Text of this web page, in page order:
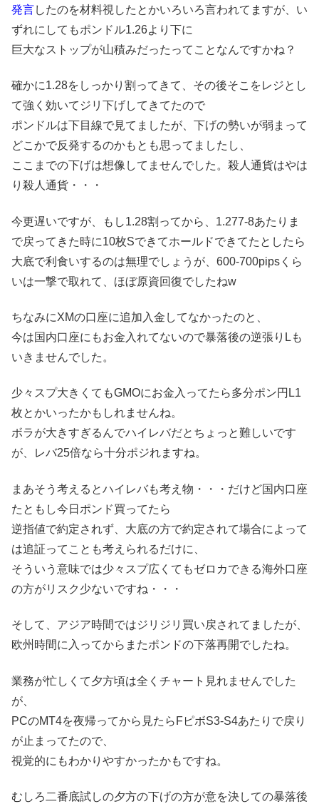
発言したのを材料視したとかいろいろ言われてますが、い
ずれにしてもポンドル1.26より下に
巨大なストップが山積みだったってことなんですかね？
確かに1.28をしっかり割ってきて、その後そこをレジとし
て強く効いてジリ下げしてきてたので
ポンドルは下目線で見てましたが、下げの勢いが弱まって
どこかで反発するのかもとも思ってましたし、
ここまでの下げは想像してませんでした。殺人通貨はやは
り殺人通貨・・・
今更遅いですが、もし1.28割ってから、1.277-8あたりま
で戻ってきた時に10枚Sできてホールドできてたとしたら
大底で利食いするのは無理でしょうが、600-700pipsくら
いは一撃で取れて、ほぼ原資回復でしたねw
ちなみにXMの口座に追加入金してなかったのと、
今は国内口座にもお金入れてないので暴落後の逆張りLも
いきませんでした。
少々スプ大きくてもGMOにお金入ってたら多分ポン円L1
枚とかいったかもしれませんね。
ボラが大きすぎるんでハイレバだとちょっと難しいです
が、レバ25倍なら十分ポジれますね。
まあそう考えるとハイレバも考え物・・・だけど国内口座
たともし今日ポンド買ってたら
逆指値で約定されず、大底の方で約定されて場合によって
は追証ってことも考えられるだけに、
そういう意味では少々スプ広くてもゼロカできる海外口座
の方がリスク少ないですね・・・
そして、アジア時間ではジリジリ買い戻されてましたが、
欧州時間に入ってからまたポンドの下落再開でしたね。
業務が忙しくて夕方頃は全くチャート見れませんでした
が、
PCのMT4を夜帰ってから見たらFピボS3-S4あたりで戻り
が止まってたので、
視覚的にもわかりやすかったかもですね。
むしろ二番底試しの夕方の下げの方が意を決しての暴落後